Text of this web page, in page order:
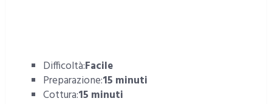
Difficoltà:Facile
Preparazione:15 minuti
Cottura:15 minuti